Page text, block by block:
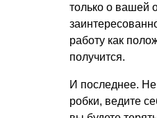
только о вашей
работу как
получится.
И последнее.
робки, ведите